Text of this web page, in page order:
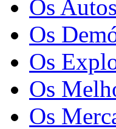
Os
Os
Os
Os
Os